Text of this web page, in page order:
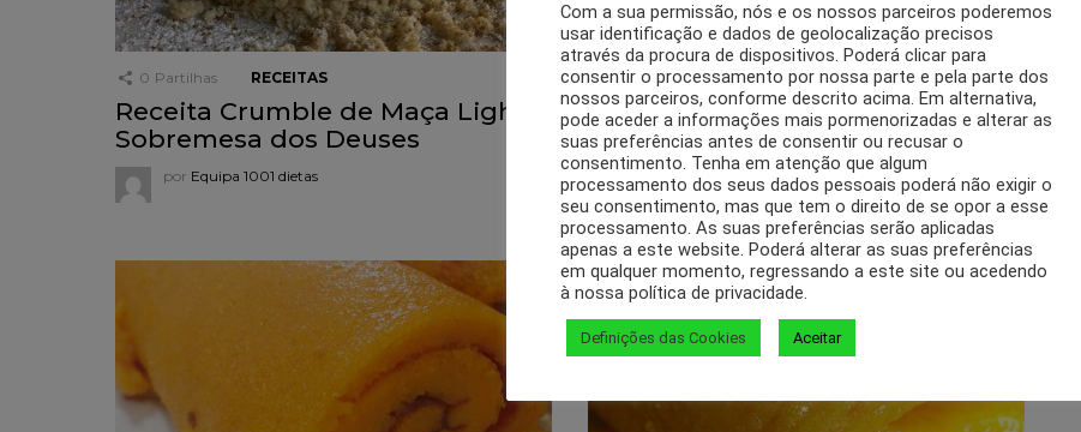
0 Partilhas RECEITAS
Receita Crumble de Maça Light,
Sobremesa dos Deuses
por Equipa 1001 dietas
0 Partilhas RECEITAS
Receita Torta de Chocolate light,
recheada de sabor
Equipa 1001 dietas
Com a sua permissão, nós e os nossos parceiros poderemos
usar identificação e dados de geolocalização precisos
através da procura de dispositivos. Poderá clicar para
consentir o processamento por nossa parte e pela parte dos
nossos parceiros, conforme descrito acima. Em alternativa,
pode aceder a informações mais pormenorizadas e alterar as
suas preferências antes de consentir ou recusar o
consentimento. Tenha em atenção que algum
processamento dos seus dados pessoais poderá não exigir o
seu consentimento, mas que tem o direito de se opor a esse
processamento. As suas preferências serão aplicadas
apenas a este website. Poderá alterar as suas preferências
em qualquer momento, regressando a este site ou acedendo
à nossa política de privacidade.
Definições das Cookies Aceitar